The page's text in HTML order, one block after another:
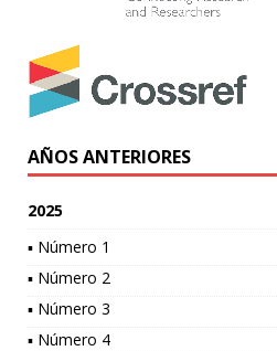
AÑOS ANTERIORES
2025
▪ Número 1
▪ Número 2
▪ Número 3
▪ Número 4